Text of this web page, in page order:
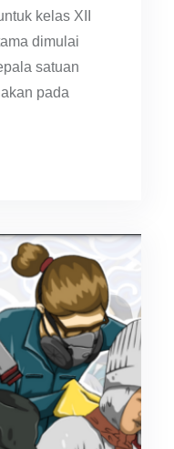
kelas XII
dimulai
satuan
pada